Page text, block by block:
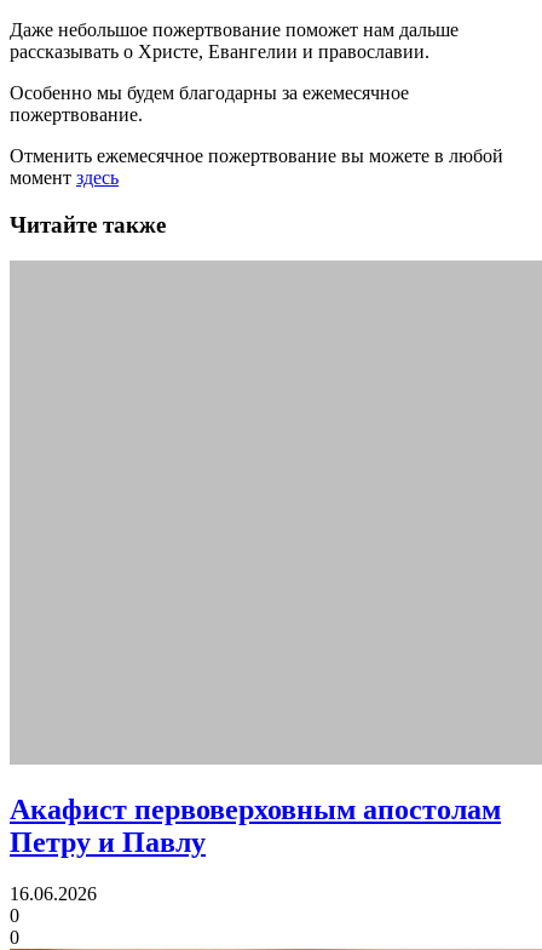
Даже небольшое пожертвование поможет нам дальше
рассказывать о Христе, Евангелии и православии.
Особенно мы будем благодарны за ежемесячное
пожертвование.
Отменить ежемесячное пожертвование вы можете в любой
момент здесь
Читайте также
Акафист первоверховным апостолам
Петру и Павлу
16.06.2026
0
0